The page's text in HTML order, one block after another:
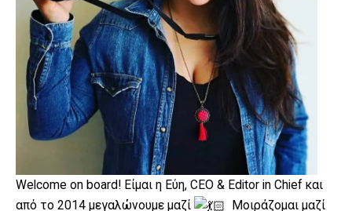
Welcome on board! Είμαι η Εύη, CEO & Editor in Chief και
από το 2014 μεγαλώνουμε μαζί
Μοιράζομαι μαζί